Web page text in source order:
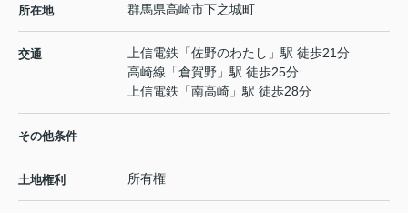
所在地 群馬県高崎市下之城町
交通 上信電鉄 「佐野のわたし 」駅 徒歩21分
高崎線 「倉賀野 」駅 徒歩25分
上信電鉄 「南高崎 」駅 徒歩28分
その他条件
土地権利 所有権